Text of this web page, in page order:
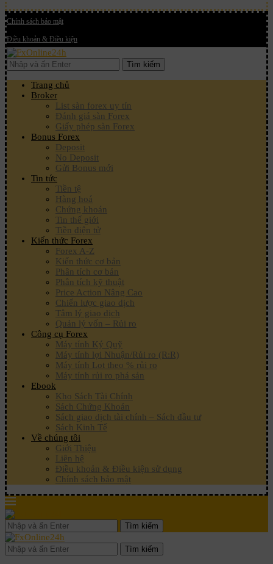
Chính sách bảo mật
Điều khoản & Điều kiện
Tìm kiếm
Trang chủ
Broker
List sàn forex uy tín
Đánh giá sàn Forex
Giấy phép sàn Forex
Bonus Forex
Deposit
No Deposit
Gửi Bonus mới
Tin tức
Tiền tệ
Hàng hoá
Chứng khoán
Tin thế giới
Tiền điện tử
Kiến thức Forex
Forex A-Z
Kiến thức cơ bản
Phân tích cơ bản
Phân tích kỹ thuật
Price Action Nâng Cao
Chiến lược giao dịch
Tâm lý giao dịch
Quản lý vốn – Rủi ro
Công cụ Forex
Máy tính Ký Quỹ
Máy tính lợi Nhuận/Rủi ro (R:R)
Máy tính Lot theo % rủi ro
Máy tính rủi ro phá sản
Ebook
Kho Sách Tài Chính
Sách Chứng Khoán
Sách giao dịch tài chính – Sách đầu tư
Sách Kinh Tế
Về chúng tôi
Giới Thiệu
Liên hệ
Điều khoản & Điều kiện sử dụng
Chính sách bảo mật
Tìm kiếm
Tìm kiếm